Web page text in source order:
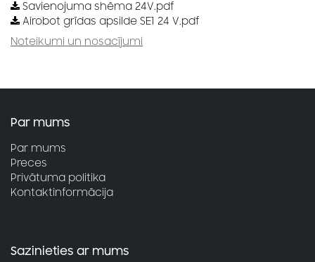
Savienojuma shēma 24V.pdf
Airobot grīdas apsilde SE1 24 V.pdf
Noteikumi un nosacījumi
Par mums
Par mums
Preces
Privātuma politika
Kontaktinformācija
Sazinieties ar mums